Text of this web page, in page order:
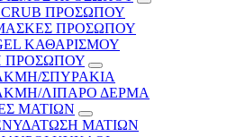
ΠΡΟΣΩΠΟΥ
ΠΡΟΣΩΠΟΥ
ΚΑΘΑΡΙΣΜΟΥ
ΠΡΟΣΩΠΟΥ
ΣΠΥΡΑΚΙΑ
ΛΙΠΑΡΟ ΔΕΡΜΑ
ΜΑΤΙΩΝ
ΜΑΤΙΩΝ